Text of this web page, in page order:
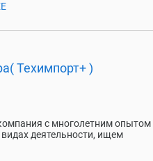
Техимпорт+ )
с многолетним опытом
деятельности, ищем